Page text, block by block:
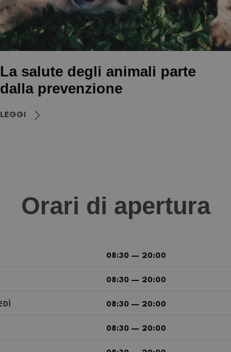
La salute degli animali parte
dalla prevenzione
LEGGI
Orari di apertura
08:30 — 20:00
08:30 — 20:00
08:30 — 20:00
08:30 — 20:00